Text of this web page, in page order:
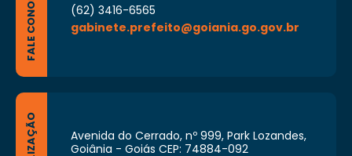
FALE CONOSCO
(62) 3416-6565
gabinete.prefeito@goiania.go.gov.br
Avenida do Cerrado, nº 999, Park Lozandes,
Goiânia - Goiás CEP: 74884-092